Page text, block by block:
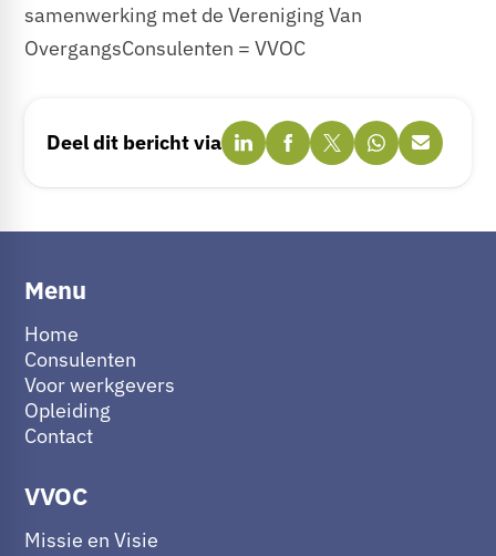
samenwerking met de Vereniging Van
OvergangsConsulenten = VVOC
Deel dit bericht via
Menu
Home
Consulenten
Voor werkgevers
Opleiding
Contact
VVOC
Missie en Visie